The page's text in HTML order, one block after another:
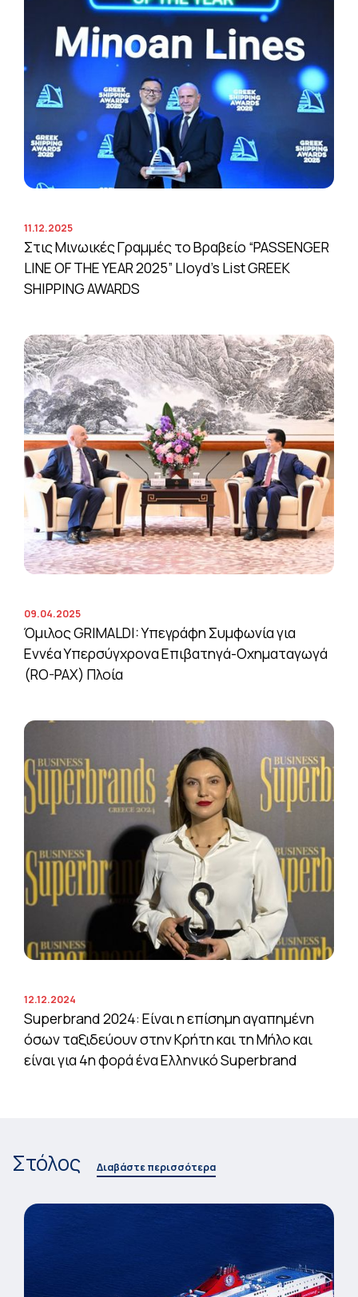
11.12.2025
Στις Μινωικές Γραμμές το Βραβείο “PASSENGER
LINE OF THE YEAR 2025” Lloyd’s List GREEK
SHIPPING AWARDS
09.04.2025
Όμιλος GRIMALDI: Υπεγράφη Συμφωνία για
Εννέα Υπερσύγχρονα Επιβατηγά-Οχηματαγωγά
(RO-PAX) Πλοία
12.12.2024
Superbrand 2024: Είναι η επίσημη αγαπημένη
όσων ταξιδεύουν στην Κρήτη και τη Μήλο και
είναι για 4η φορά ένα Ελληνικό Superbrand
Στόλος Διαβάστε περισσότερα